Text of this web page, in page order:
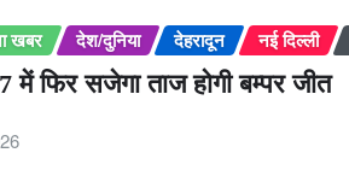
खबर देश/दुनिया देहरादून नई दिल्ली
फिर सजेगा ताज होगी बम्पर जीत